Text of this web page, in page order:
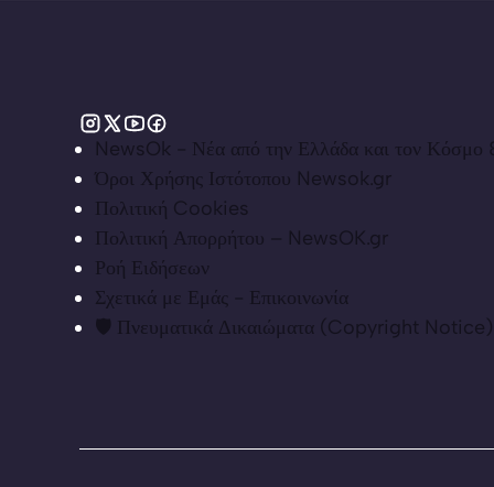
NewsOk - Νέα από την Ελλάδα και τον Κόσμο
Όροι Χρήσης Ιστότοπου Newsok.gr
Πολιτική Cookies
Πολιτική Απορρήτου – NewsOK.gr
Ροή Ειδήσεων
Σχετικά με Εμάς - Επικοινωνία
🛡️ Πνευματικά Δικαιώματα (Copyright Notice)